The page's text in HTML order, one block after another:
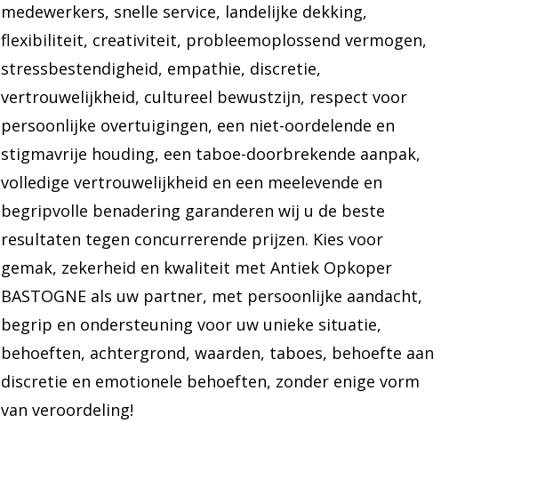
medewerkers, snelle service, landelijke dekking,
flexibiliteit, creativiteit, probleemoplossend vermogen,
stressbestendigheid, empathie, discretie,
vertrouwelijkheid, cultureel bewustzijn, respect voor
persoonlijke overtuigingen, een niet-oordelende en
stigmavrije houding, een taboe-doorbrekende aanpak,
volledige vertrouwelijkheid en een meelevende en
begripvolle benadering garanderen wij u de beste
resultaten tegen concurrerende prijzen. Kies voor
gemak, zekerheid en kwaliteit met Antiek Opkoper
BASTOGNE als uw partner, met persoonlijke aandacht,
begrip en ondersteuning voor uw unieke situatie,
behoeften, achtergrond, waarden, taboes, behoefte aan
discretie en emotionele behoeften, zonder enige vorm
van veroordeling!